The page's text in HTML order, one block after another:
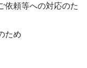
依頼等への対応のた
ため